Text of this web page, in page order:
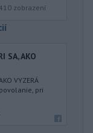
zobrazení
SA, AKO
VYZERÁ
pri